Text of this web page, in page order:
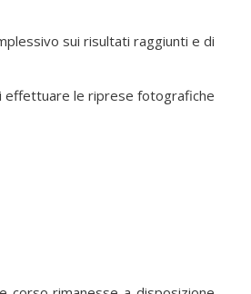
sui risultati raggiunti e di
effettuare le riprese fotografiche